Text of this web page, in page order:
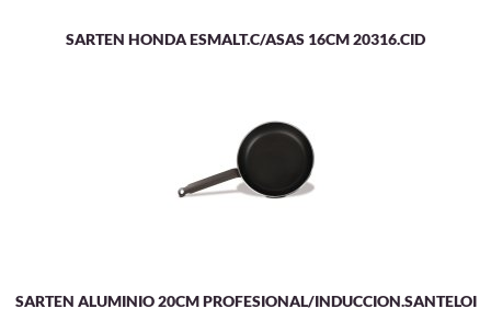
SARTEN HONDA ESMALT.C/ASAS 16CM 20316.CID
SARTEN ALUMINIO 20CM PROFESIONAL/INDUCCION.SANTELOI